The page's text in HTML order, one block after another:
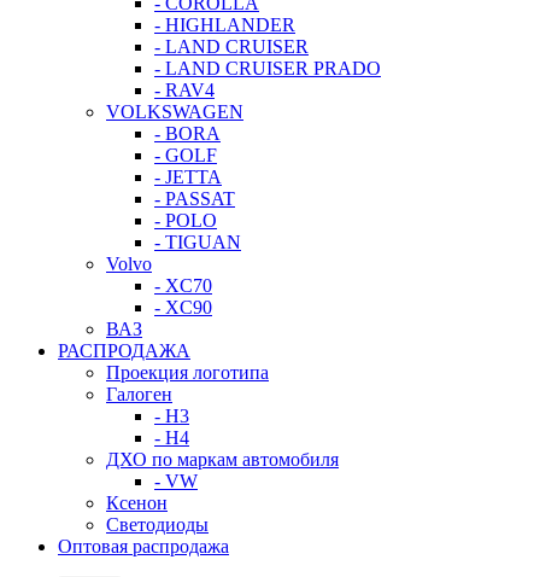
- HIGHLANDER
- LAND CRUISER
- LAND CRUISER PRADO
- RAV4
VOLKSWAGEN
- BORA
- GOLF
- JETTA
- PASSAT
- POLO
- TIGUAN
Volvo
- XC70
- XC90
ВАЗ
РАСПРОДАЖА
Проекция логотипа
Галоген
- H3
- H4
ДХО по маркам автомобиля
- VW
Ксенон
Светодиоды
Оптовая распродажа